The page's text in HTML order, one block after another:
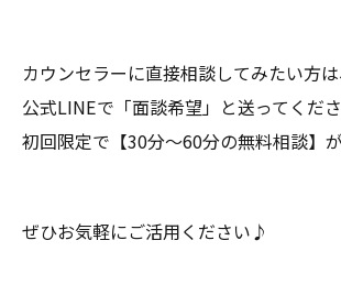
カウンセラーに直接相談してみたい方は
公式LINEで「面談希望」と送ってくだ
初回限定で【30分〜60分の無料相談】が
ぜひお気軽にご活用ください♪